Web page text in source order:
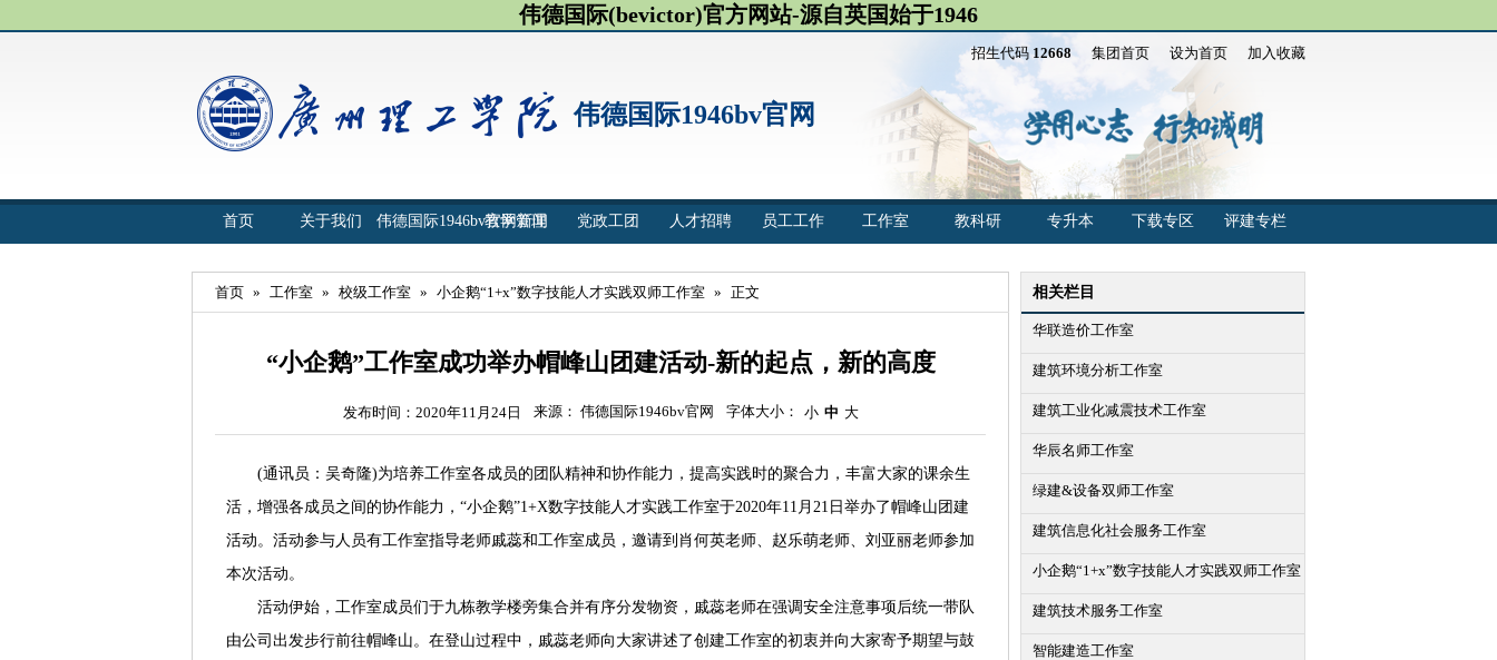
伟德国际(bevictor)官方网站-源自英国始于1946
招生代码12668 集团首页 设为首页 加入收藏
伟德国际1946bv官网
首页 关于我们 伟德国际1946bv官网新闻
教学管理 党政工团 人才招聘 员工工作 工作室 教科研 专升本 下载专区 评建专栏
相关栏目
华联造价工作室
建筑环境分析工作室
建筑工业化减震技术工作室
华辰名师工作室
绿建&设备双师工作室
建筑信息化社会服务工作室
小企鹅“1+x”数字技能人才实践双师工作室
建筑技术服务工作室
智能建造工作室
首页 » 工作室 » 校级工作室 » 小企鹅“1+x”数字技能人才实践双师工作室 » 正文
“小企鹅”工作室成功举办帽峰山团建活动-新的起点，新的高度
发布时间：2020年11月24日 来源： 伟德国际1946bv官网 字体大小： 小 中 大
(通讯员：吴奇隆)为培养工作室各成员的团队精神和协作能力，提高实践时的聚合力，丰富大家的课余生
活，增强各成员之间的协作能力，“小企鹅”1+X数字技能人才实践工作室于2020年11月21日举办了帽峰山团建
活动。活动参与人员有工作室指导老师戚蕊和工作室成员，邀请到肖何英老师、赵乐萌老师、刘亚丽老师参加
本次活动。
活动伊始，工作室成员们于九栋教学楼旁集合并有序分发物资，戚蕊老师在强调安全注意事项后统一带队
由公司出发步行前往帽峰山。在登山过程中，戚蕊老师向大家讲述了创建工作室的初衷并向大家寄予期望与鼓